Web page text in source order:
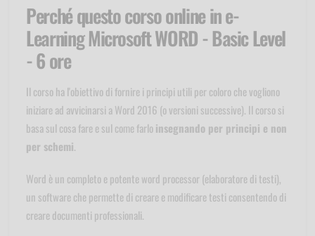
Perché questo corso online in e-
Learning Microsoft WORD - Basic Level
- 6 ore
Il corso ha l'obiettivo di fornire i principi utili per coloro che vogliono
iniziare ad avvicinarsi a Word 2016 (o versioni successive). Il corso si
basa sul cosa fare e sul come farloinsegnando per principi e non
per schemi.
Word è un completo e potente word processor (elaboratore di testi),
un software che permette di creare e modificare testi consentendo di
creare documenti professionali.